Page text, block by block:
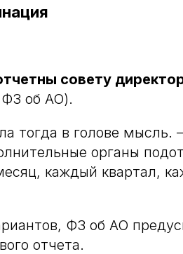
совету
об АО).
тогда в голове мысль.
органы
каждый квартал,
ФЗ об АО
отчета.